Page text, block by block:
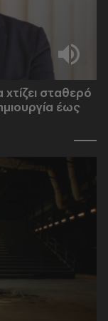
σταθερό
έως